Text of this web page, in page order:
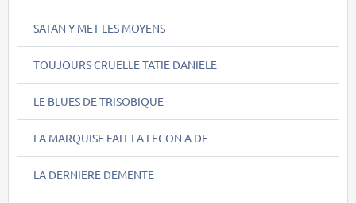
SATAN Y MET LES MOYENS
TOUJOURS CRUELLE TATIE DANIELE
LE BLUES DE TRISOBIQUE
LA MARQUISE FAIT LA LECON A DE
LA DERNIERE DEMENTE